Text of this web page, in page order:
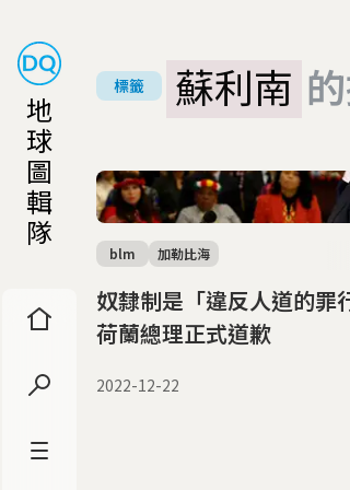
地
球
圖
輯
隊
標籤 蘇利南
奴隸制是「違反人道的罪
荷蘭總理正式道歉
blm 加勒比海
2022-12-22